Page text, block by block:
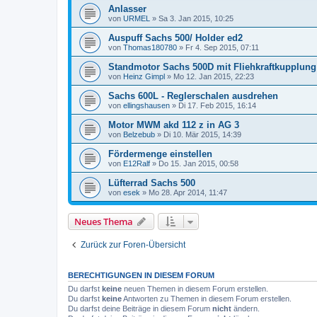
Anlasser
von URMEL » Sa 3. Jan 2015, 10:25
Auspuff Sachs 500/ Holder ed2
von Thomas180780 » Fr 4. Sep 2015, 07:11
Standmotor Sachs 500D mit Fliehkraftkupplung
von Heinz Gimpl » Mo 12. Jan 2015, 22:23
Sachs 600L - Reglerschalen ausdrehen
von ellingshausen » Di 17. Feb 2015, 16:14
Motor MWM akd 112 z in AG 3
von Belzebub » Di 10. Mär 2015, 14:39
Fördermenge einstellen
von E12Ralf » Do 15. Jan 2015, 00:58
Lüfterrad Sachs 500
von esek » Mo 28. Apr 2014, 11:47
Neues Thema
Zurück zur Foren-Übersicht
BERECHTIGUNGEN IN DIESEM FORUM
Du darfst keine neuen Themen in diesem Forum erstellen.
Du darfst keineAntworten zu Themen in diesem Forum erstellen.
Du darfst deine Beiträge in diesem Forum nicht ändern.